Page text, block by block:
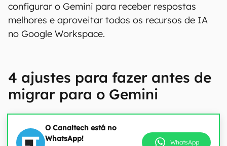
configurar o Gemini para receber respostas
melhores e aproveitar todos os recursos de IA
no Google Workspace.
4 ajustes para fazer antes de
migrar para o Gemini
O Canaltech está no
WhatsApp!
WhatsApp